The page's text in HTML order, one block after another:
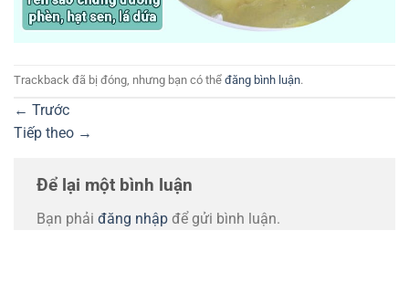
Trackback đã bị đóng, nhưng bạn có thể đăng bình luận.
← Trước
Tiếp theo →
Để lại một bình luận
Bạn phải đăng nhập để gửi bình luận.